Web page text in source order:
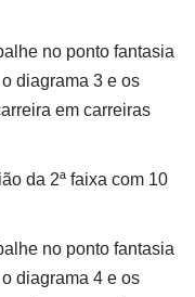
no ponto fantasia
diagrama 3 e os
em carreiras
da 2ª faixa com 10
no ponto fantasia
diagrama 4 e os